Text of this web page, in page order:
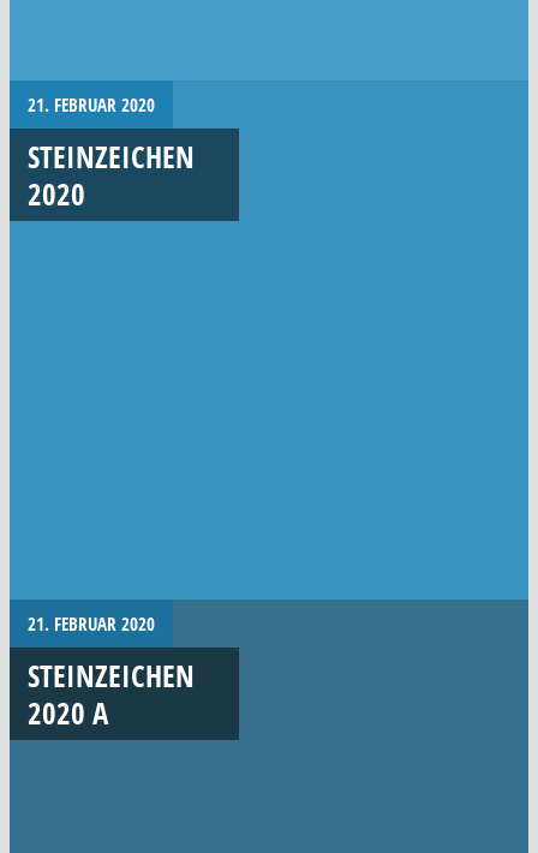
21. FEBRUAR 2020
STEINZEICHEN
2020
21. FEBRUAR 2020
STEINZEICHEN
2020 A